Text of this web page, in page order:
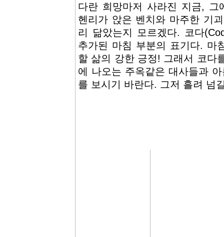
다란 희망마저 사라진 지금,
헨리가 앉은 벤치와 마주한 기
리 닮았는지 모르겠다. 코다
추가된 마침 부분의 표기다. 마
할 삶의 강한 긍정! 그래서 코다
에 나오는 주옥같은 대사들과
를 보시기 바란다. 그저 흘려 넘